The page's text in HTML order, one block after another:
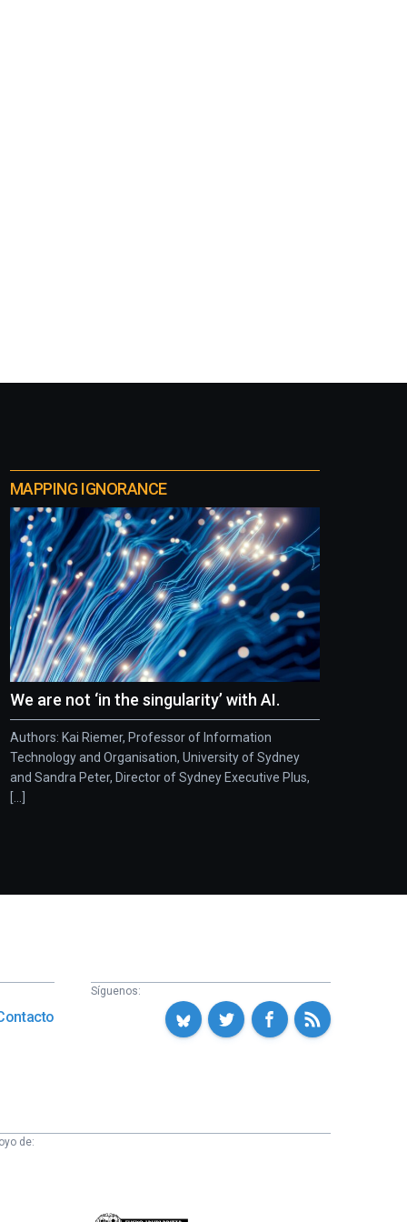
MAPPING IGNORANCE
We are not ‘in the singularity’ with AI.
Authors: Kai Riemer, Professor of Information
Technology and Organisation, University of Sydney
and Sandra Peter, Director of Sydney Executive Plus,
Síguenos:
de: